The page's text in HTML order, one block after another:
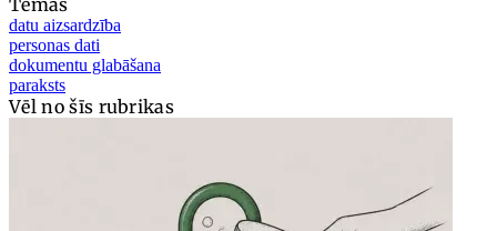
datu aizsardzība
personas dati
dokumentu glabāšana
paraksts
Vēl no šīs rubrikas